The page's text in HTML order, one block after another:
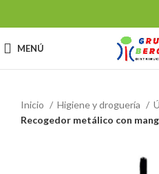
MENÚ
Inicio Higiene y droguería
Recogedor metálico con